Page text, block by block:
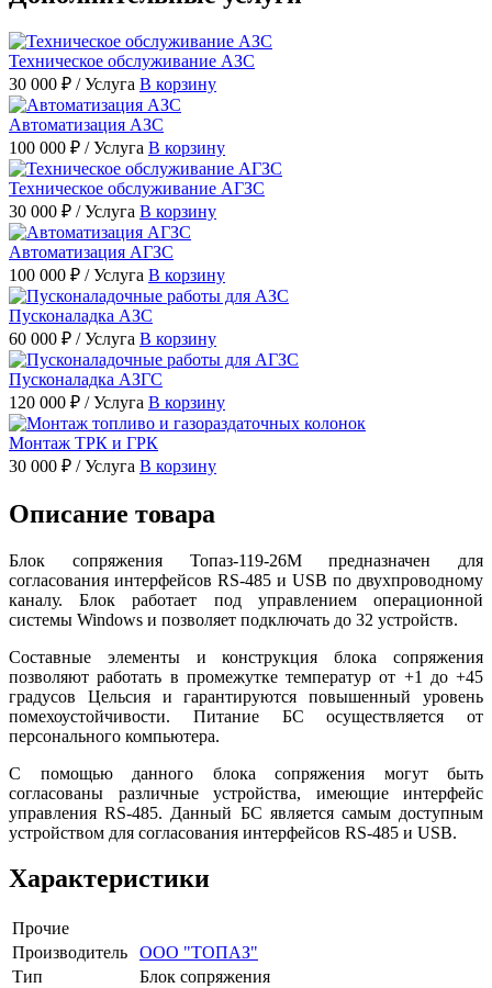
Техническое обслуживание АЗС
30 000 ₽ / Услуга В корзину
Автоматизация АЗС
100 000 ₽ / Услуга В корзину
Техническое обслуживание АГЗС
30 000 ₽ / Услуга В корзину
Автоматизация АГЗС
100 000 ₽ / Услуга В корзину
Пусконаладка АЗС
60 000 ₽ / Услуга В корзину
Пусконаладка АЗГС
120 000 ₽ / Услуга В корзину
Монтаж ТРК и ГРК
30 000 ₽ / Услуга В корзину
Описание товара
Блок сопряжения Топаз-119-26М предназначен для
согласования интерфейсов RS-485 и USB по двухпроводному
каналу. Блок работает под управлением операционной
системы Windows и позволяет подключать до 32 устройств.
Составные элементы и конструкция блока сопряжения
позволяют работать в промежутке температур от +1 до +45
градусов Цельсия и гарантируются повышенный уровень
помехоустойчивости. Питание БС осуществляется от
персонального компьютера.
С помощью данного блока сопряжения могут быть
согласованы различные устройства, имеющие интерфейс
управления RS-485. Данный БС является самым доступным
устройством для согласования интерфейсов RS-485 и USB.
Характеристики
Прочие
Производитель
ООО "ТОПАЗ"
Тип
Блок сопряжения